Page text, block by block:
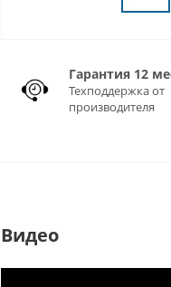
Гарантия 12
Техподдержка от
производителя
Видео